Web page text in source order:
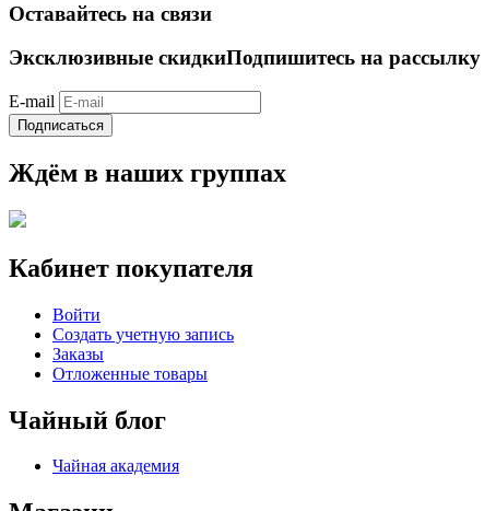
Оставайтесь на связи
Эксклюзивные скидкиПодпишитесь на рассылку
E-mail
Подписаться
Ждём в наших группах
Кабинет покупателя
Войти
Создать учетную запись
Заказы
Отложенные товары
Чайный блог
Чайная академия